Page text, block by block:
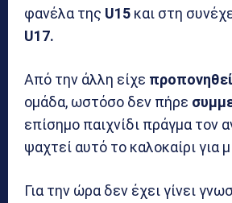
φανέλα της U15 και στη
U17.
Από την άλλη είχε προπονηθεί
ομάδα, ωστόσο δεν πήρε
επίσημο παιχνίδι πράγμα τον
ψαχτεί αυτό το καλοκαίρι για
Για την ώρα δεν έχει γίνει